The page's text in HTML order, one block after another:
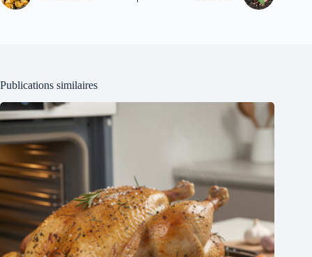
Publications similaires